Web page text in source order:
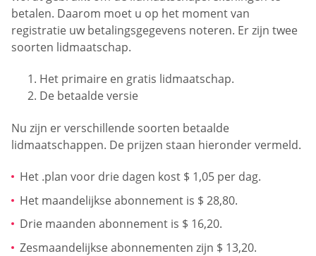
betalen. Daarom moet u op het moment van
registratie uw betalingsgegevens noteren. Er zijn twee
soorten lidmaatschap.
Het primaire en gratis lidmaatschap.
De betaalde versie
Nu zijn er verschillende soorten betaalde
lidmaatschappen. De prijzen staan hieronder vermeld.
Het .plan voor drie dagen kost $ 1,05 per dag.
Het maandelijkse abonnement is $ 28,80.
Drie maanden abonnement is $ 16,20.
Zesmaandelijkse abonnementen zijn $ 13,20.